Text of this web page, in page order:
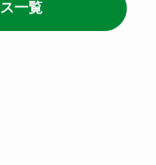
一覧